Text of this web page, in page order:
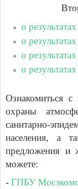
о
о
о
о
Ознакомиться
охраны
санитарно-
населения, а
предложения
можете:
- ГПБУ